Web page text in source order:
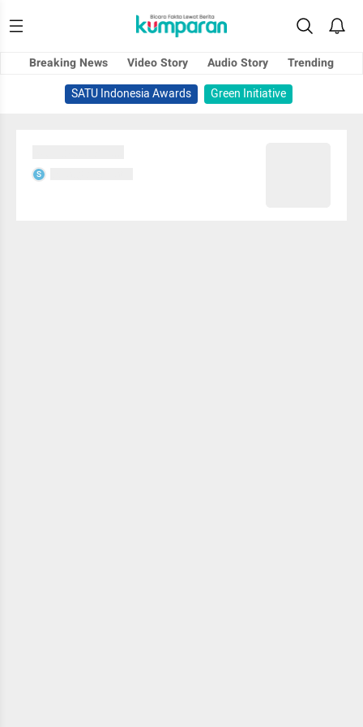
Breaking News Video Story Audio Story
Trending
SATU Indonesia Awards
Green Initiative
S